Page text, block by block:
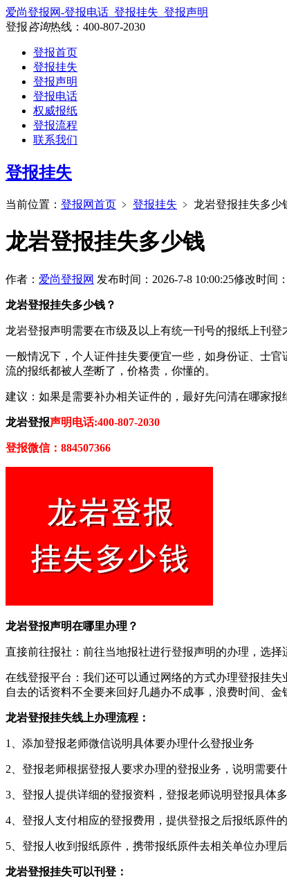
爱尚登报网-登报电话_登报挂失_登报声明
登报咨询热线： 400-807-2030
登报首页
登报挂失
登报声明
登报电话
权威报纸
登报流程
联系我们
登报挂失
当前位置： 登报网首页 ﹥ 登报挂失 ﹥ 龙岩登报挂失多少
龙岩登报挂失多少钱
作者： 爱尚登报网 发布时间：2026-7-8 10:00:25修改时间
龙岩登报挂失多少钱？
龙岩登报声明需要在市级及以上有统一刊号的报纸上刊
一般情况下，个人证件挂失要便宜一些，如身份证、士
流的报纸都被人垄断了，价格贵，你懂的。
建议：如果是需要补办相关证件的，最好先问清在哪家
龙岩登报声明电话:400-807-2030
登报微信：884507366
龙岩登报声明在哪里办理？
直接前往报社：前往当地报社进行登报声明的办理，选择
在线登报平台：我们还可以通过网络的方式办理登报挂
自去的话资料不全要来回好几趟办不成事，浪费时间、
龙岩登报挂失线上办理流程：
1、添加登报老师微信说明具体要办理什么登报业务
2、登报老师根据登报人要求办理的登报业务，说明需要
3、登报人提供详细的登报资料，登报老师说明登报具体
4、登报人支付相应的登报费用，提供登报之后报纸原件
5、登报人收到报纸原件，携带报纸原件去相关单位办理
龙岩登报挂失可以刊登：